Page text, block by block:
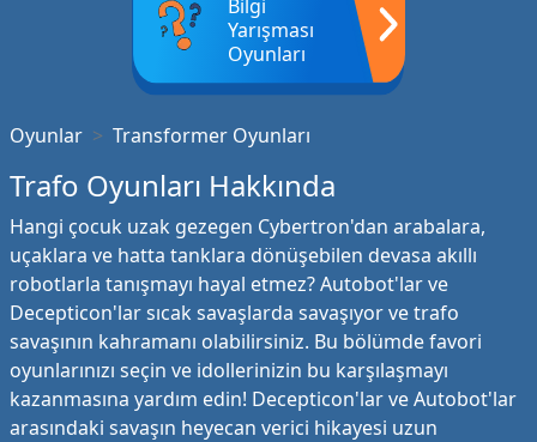
Bilgi
Yarışması
Oyunları
Oyunlar Transformer Oyunları
Trafo Oyunları Hakkında
Hangi çocuk uzak gezegen Cybertron'dan arabalara,
uçaklara ve hatta tanklara dönüşebilen devasa akıllı
robotlarla tanışmayı hayal etmez? Autobot'lar ve
Decepticon'lar sıcak savaşlarda savaşıyor ve trafo
savaşının kahramanı olabilirsiniz. Bu bölümde favori
oyunlarınızı seçin ve idollerinizin bu karşılaşmayı
kazanmasına yardım edin! Decepticon'lar ve Autobot'lar
arasındaki savaşın heyecan verici hikayesi uzun